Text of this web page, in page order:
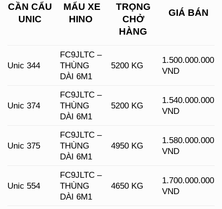
CẦN CẨU
UNIC
MẨU XE
HINO
TRỌNG
CHỞ
HÀNG
GIÁ BÁN
Unic 344
FC9JLTC –
THÙNG
DÀI 6M1
5200 KG
1.500.000.000
VND
Unic 374
FC9JLTC –
THÙNG
DÀI 6M1
5200 KG
1.540.000.000
VND
Unic 375
FC9JLTC –
THÙNG
DÀI 6M1
4950 KG
1.580.000.000
VND
Unic 554
FC9JLTC –
THÙNG
DÀI 6M1
4650 KG
1.700.000.000
VND